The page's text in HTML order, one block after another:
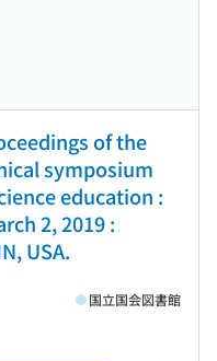
of the
symposium
education :
2, 2019 :
USA.
国立国会図書館